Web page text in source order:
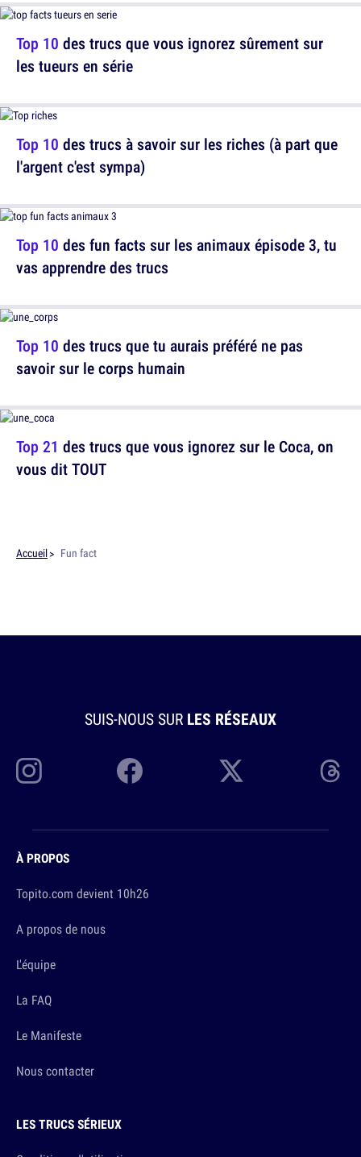
Top 10 des trucs à savoir sur les riches (à part que
l'argent c'est sympa)
Top 10 des trucs que tu aurais préféré ne pas
savoir sur le corps humain
Top 10 des trucs que vous ignorez sûrement sur
les tueurs en série
Top 10 des fun facts sur les animaux épisode 3, tu
vas apprendre des trucs
Top 21 des trucs que vous ignorez sur le Coca, on
vous dit TOUT
Accueil Fun fact
SUIS-NOUS SUR LES RÉSEAUX
À PROPOS
Topito.com devient 10h26
A propos de nous
L'équipe
La FAQ
Le Manifeste
Nous contacter
LES TRUCS SÉRIEUX